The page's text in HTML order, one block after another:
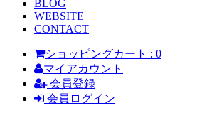
BLOG
WEBSITE
CONTACT
ショッピングカート : 0
マイアカウント
会員登録
会員ログイン